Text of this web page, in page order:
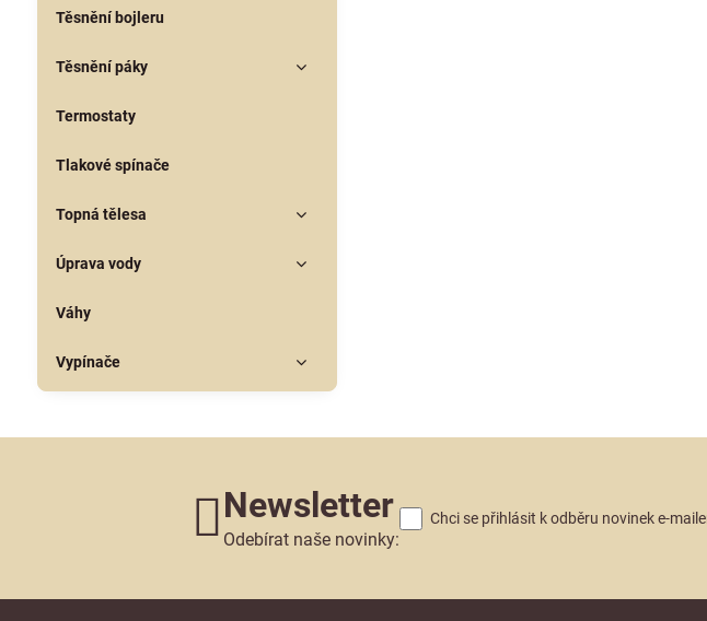
Těsnění bojleru
Těsnění páky
Termostaty
Tlakové spínače
Topná tělesa
Úprava vody
Váhy
Vypínače
Newsletter
Odebírat naše novinky:
Chci se přihlásit k odběru novinek e-